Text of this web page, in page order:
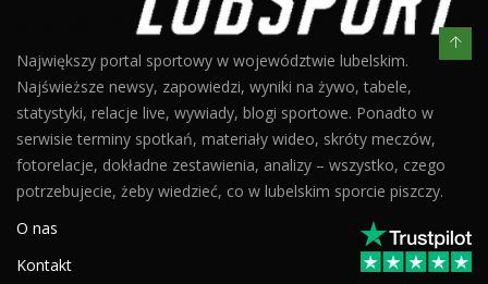
Największy portal sportowy w województwie lubelskim.
Najświeższe newsy, zapowiedzi, wyniki na żywo, tabele,
statystyki, relacje live, wywiady, blogi sportowe. Ponadto w
serwisie terminy spotkań, materiały wideo, skróty meczów,
fotorelacje, dokładne zestawienia, analizy – wszystko, czego
potrzebujecie, żeby wiedzieć, co w lubelskim sporcie piszczy.
O nas
Kontakt